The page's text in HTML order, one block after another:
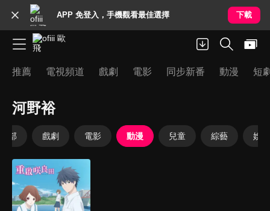
APP 免登入，手機觀看最佳選擇 下載
推薦 電視頻道 戲劇 電影 同步新番 動漫 短
河野裕
全部 戲劇 電影 動漫 兒童 綜藝 娛樂